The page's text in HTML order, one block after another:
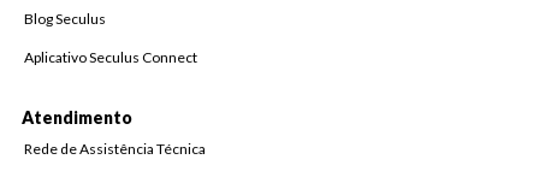
Blog Seculus
Aplicativo Seculus Connect
Atendimento
Rede de Assistência Técnica